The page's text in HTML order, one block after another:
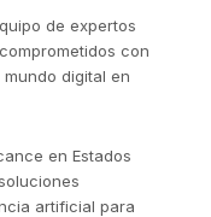
de expertos
con
digital en
en Estados
artificial para